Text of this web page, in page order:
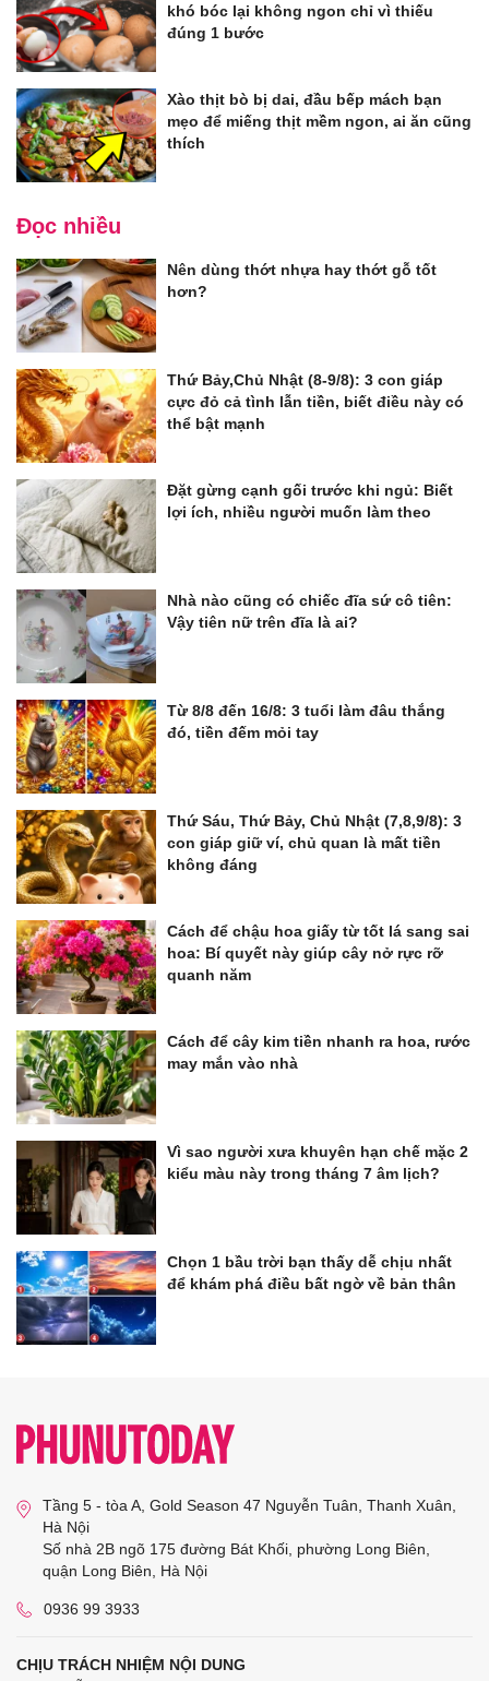
khó bóc lại không ngon chỉ vì thiếu
đúng 1 bước
Xào thịt bò bị dai, đầu bếp mách bạn
mẹo để miếng thịt mềm ngon, ai ăn cũng
thích
Đọc nhiều
Nên dùng thớt nhựa hay thớt gỗ tốt
hơn?
Thứ Bảy,Chủ Nhật (8-9/8): 3 con giáp
cực đỏ cả tình lẫn tiền, biết điều này có
thể bật mạnh
Đặt gừng cạnh gối trước khi ngủ: Biết
lợi ích, nhiều người muốn làm theo
Nhà nào cũng có chiếc đĩa sứ cô tiên:
Vậy tiên nữ trên đĩa là ai?
Từ 8/8 đến 16/8: 3 tuổi làm đâu thắng
đó, tiền đếm mỏi tay
Thứ Sáu, Thứ Bảy, Chủ Nhật (7,8,9/8): 3
con giáp giữ ví, chủ quan là mất tiền
không đáng
Cách để chậu hoa giấy từ tốt lá sang sai
hoa: Bí quyết này giúp cây nở rực rỡ
quanh năm
Cách để cây kim tiền nhanh ra hoa, rước
may mắn vào nhà
Vì sao người xưa khuyên hạn chế mặc 2
kiểu màu này trong tháng 7 âm lịch?
Chọn 1 bầu trời bạn thấy dễ chịu nhất
để khám phá điều bất ngờ về bản thân
Tầng 5 - tòa A, Gold Season 47 Nguyễn Tuân, Thanh Xuân,
Hà Nội
Số nhà 2B ngõ 175 đường Bát Khối, phường Long Biên,
quận Long Biên, Hà Nội
0936 99 3933
CHỊU TRÁCH NHIỆM NỘI DUNG